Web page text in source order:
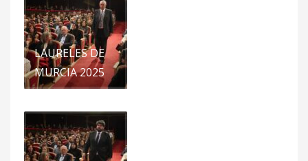
LAURELES DE
MURCIA 2025